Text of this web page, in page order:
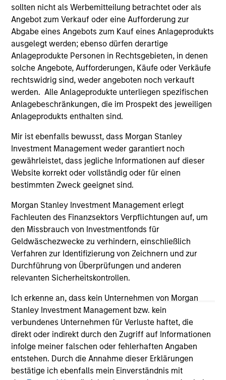
sollten nicht als Werbemitteilung betrachtet oder als
Angebot zum Verkauf oder eine Aufforderung zur
Abgabe eines Angebots zum Kauf eines Anlageprodukts
ausgelegt werden; ebenso dürfen derartige
Anlageprodukte Personen in Rechtsgebieten, in denen
solche Angebote, Aufforderungen, Käufe oder Verkäufe
rechtswidrig sind, weder angeboten noch verkauft
werden. Alle Anlageprodukte unterliegen spezifischen
Anlagebeschränkungen, die im Prospekt des jeweiligen
Anlageprodukts enthalten sind.
Mir ist ebenfalls bewusst, dass Morgan Stanley
Investment Management weder garantiert noch
gewährleistet, dass jegliche Informationen auf dieser
Website korrekt oder vollständig oder für einen
bestimmten Zweck geeignet sind.
Morgan Stanley Investment Management erlegt
Fachleuten des Finanzsektors Verpflichtungen auf, um
den Missbrauch von Investmentfonds für
Geldwäschezwecke zu verhindern, einschließlich
Verfahren zur Identifizierung von Zeichnern und zur
Durchführung von Überprüfungen und anderen
relevanten Sicherheitskontrollen.
Ich erkenne an, dass kein Unternehmen von Morgan
Stanley Investment Management bzw. kein
verbundenes Unternehmen für Verluste haftet, die
direkt oder indirekt durch den Zugriff auf Informationen
infolge meiner falschen oder fehlerhaften Angaben
entstehen. Durch die Annahme dieser Erklärungen
bestätige ich ebenfalls mein Einverständnis mit
Management
The 2026 Russell Reconstitution highlights a
broader shift in today’s market: the traditional
lines between Growth and Value are becoming
less distinct. Learn what Eaton Vance
investment teams think that means for
portfolio construction, diversification and
where they see opportunities for active
investors.
03-AUG-2026
May not represent all Team Members.
The information on this page is for informational
purposes only. The information contained herein does
not constitute and should not be construed as an
offering of advisory services or an offer to sell or a
solicitation of an offer to buy any securities in any
jurisdiction in which such offer or solicitation,
purchase or sale would be unlawful under the
securities, insurance or other laws of such jurisdiction.
All investing involves risks, including a loss of principal.
Please refer to the strategy detail page for important
information on the strategy, including additional risk
considerations.